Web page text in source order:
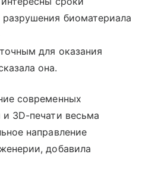
биоматериала
для оказания
она.
современных
3D-печати весьма
направление
добавила